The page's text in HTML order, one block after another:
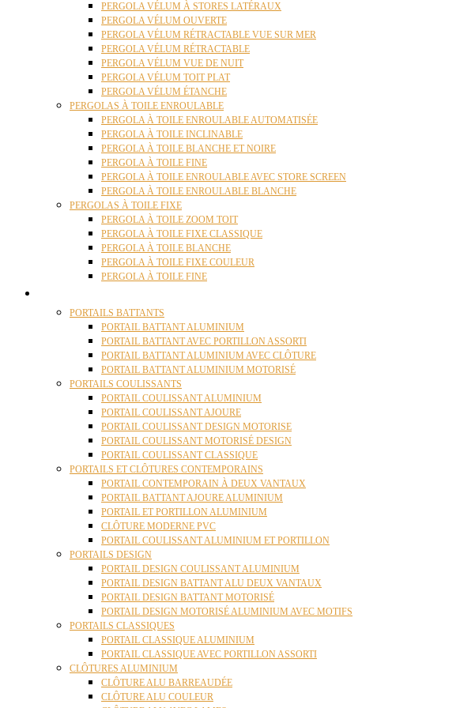
PERGOLA VÉLUM À STORES LATÉRAUX
PERGOLA VÉLUM OUVERTE
PERGOLA VÉLUM RÉTRACTABLE VUE SUR MER
PERGOLA VÉLUM RÉTRACTABLE
PERGOLA VÉLUM VUE DE NUIT
PERGOLA VÉLUM TOIT PLAT
PERGOLA VÉLUM ÉTANCHE
PERGOLAS À TOILE ENROULABLE
PERGOLA À TOILE ENROULABLE AUTOMATISÉE
PERGOLA À TOILE INCLINABLE
PERGOLA À TOILE BLANCHE ET NOIRE
PERGOLA À TOILE FINE
PERGOLA À TOILE ENROULABLE AVEC STORE SCREEN
PERGOLA À TOILE ENROULABLE BLANCHE
PERGOLAS À TOILE FIXE
PERGOLA À TOILE ZOOM TOIT
PERGOLA À TOILE FIXE CLASSIQUE
PERGOLA À TOILE BLANCHE
PERGOLA À TOILE FIXE COULEUR
PERGOLA À TOILE FINE
PORTAILS BATTANTS
PORTAIL BATTANT ALUMINIUM
PORTAIL BATTANT AVEC PORTILLON ASSORTI
PORTAIL BATTANT ALUMINIUM AVEC CLÔTURE
PORTAIL BATTANT ALUMINIUM MOTORISÉ
PORTAILS COULISSANTS
PORTAIL COULISSANT ALUMINIUM
PORTAIL COULISSANT AJOURE
PORTAIL COULISSANT DESIGN MOTORISE
PORTAIL COULISSANT MOTORISÉ DESIGN
PORTAIL COULISSANT CLASSIQUE
PORTAILS ET CLÔTURES CONTEMPORAINS
PORTAIL CONTEMPORAIN À DEUX VANTAUX
PORTAIL BATTANT AJOURE ALUMINIUM
PORTAIL ET PORTILLON ALUMINIUM
CLÔTURE MODERNE PVC
PORTAIL COULISSANT ALUMINIUM ET PORTILLON
PORTAILS DESIGN
PORTAIL DESIGN COULISSANT ALUMINIUM
PORTAIL DESIGN BATTANT ALU DEUX VANTAUX
PORTAIL DESIGN BATTANT MOTORISÉ
PORTAIL DESIGN MOTORISÉ ALUMINIUM AVEC MOTIFS
PORTAILS CLASSIQUES
PORTAIL CLASSIQUE ALUMINIUM
PORTAIL CLASSIQUE AVEC PORTILLON ASSORTI
CLÔTURES ALUMINIUM
CLÔTURE ALU BARREAUDÉE
CLÔTURE ALU COULEUR